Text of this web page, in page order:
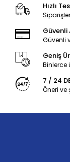
Hızlı
Güvenli
Güvenli
Geniş
Binlerce
7 / 24
Öneri ve